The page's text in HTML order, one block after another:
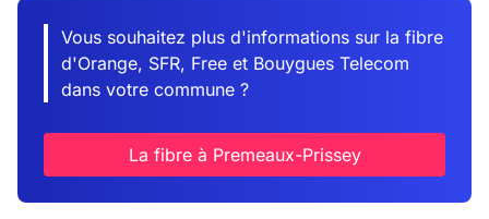
Vous souhaitez plus d'informations sur la fibre
d'Orange, SFR, Free et Bouygues Telecom
dans votre commune ?
La fibre à Premeaux-Prissey